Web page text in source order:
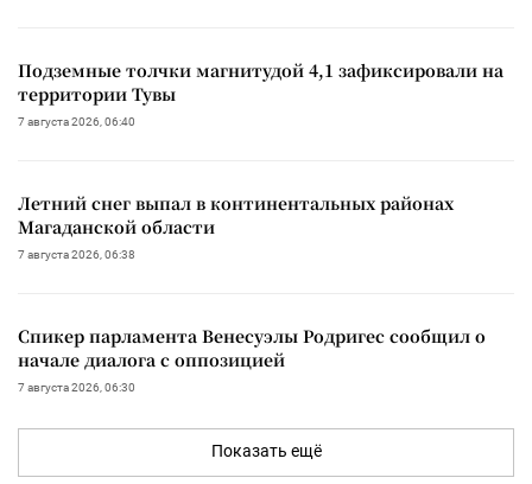
Подземные толчки магнитудой 4,1 зафиксировали на
территории Тувы
7 августа 2026, 06:40
Летний снег выпал в континентальных районах
Магаданской области
7 августа 2026, 06:38
Спикер парламента Венесуэлы Родригес сообщил о
начале диалога с оппозицией
7 августа 2026, 06:30
Показать ещё